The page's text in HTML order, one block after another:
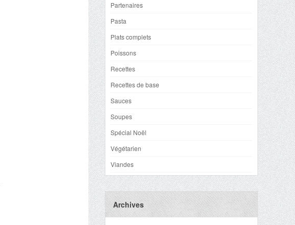
Partenaires
Pasta
Plats complets
Poissons
Recettes
Recettes de base
Sauces
Soupes
Spécial Noël
Végétarien
Viandes
Archives